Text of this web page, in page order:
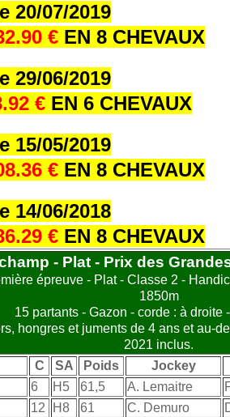
20/07/2019
€ EN 8 CHEVAUX
29/06/2019
€ EN 6 CHEVAUX
15/05/2019
€ EN 8 CHEVAUX
14/06/2018
€ EN 8 CHEVAUX
- Plat - Prix des
épreuve - Plat - Classe 2 -
1850m
15 partants - Gazon - corde : à droite
hongres et juments de 4 ans et au-
2021 inclus.
C SA Poids
Jockey
6 H5 61,5 A. Lemaitre
12 H8 61 C. Demuro